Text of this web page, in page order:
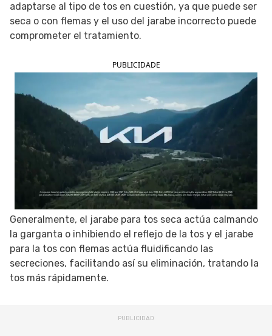
adaptarse al tipo de tos en cuestión, ya que puede ser
seca o con flemas y el uso del jarabe incorrecto puede
comprometer el tratamiento.
PUBLICIDADE
Generalmente, el jarabe para tos seca actúa calmando
la garganta o inhibiendo el reflejo de la tos y el jarabe
para la tos con flemas actúa fluidificando las
secreciones, facilitando así su eliminación, tratando la
tos más rápidamente.